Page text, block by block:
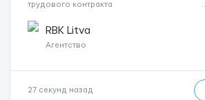
трудового контракта ...
RBK Litva
Агентство
27 секунд назад